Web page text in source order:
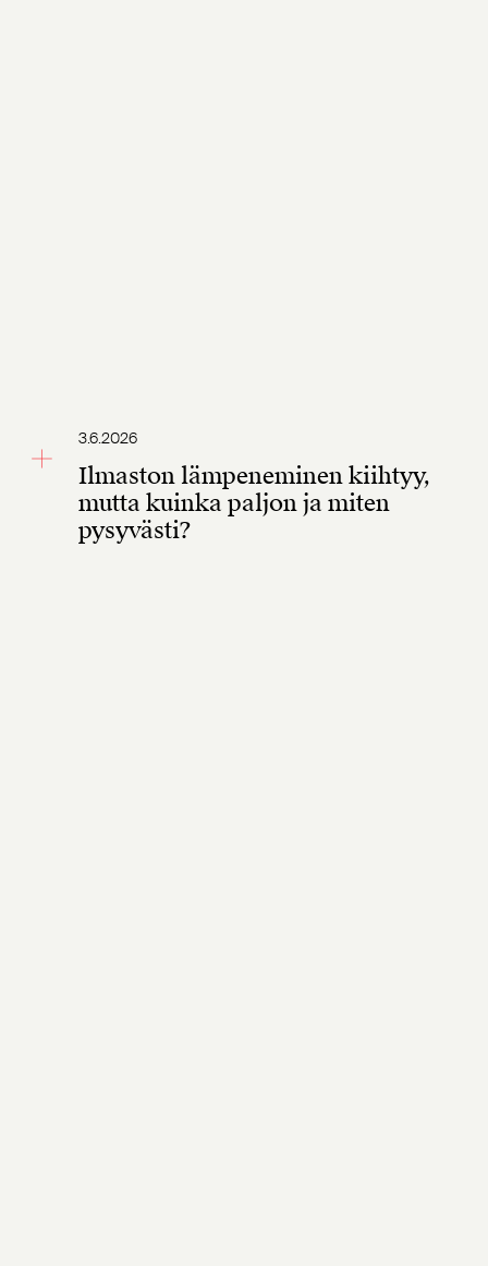
3.6.2026
Ilmaston lämpeneminen kiihtyy,
mutta kuinka paljon ja miten
pysyvästi?